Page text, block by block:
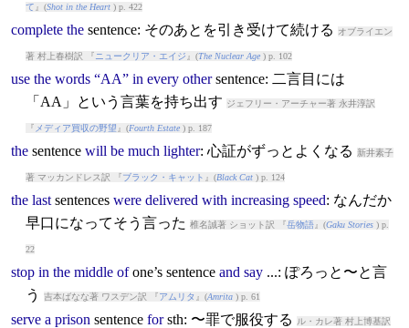
て 』(Shot in the Heart) p. 422
complete the sentence: そのあとを引き受けて続ける オブライエン
著 村上春樹訳 『 ニュークリア・エイジ 』(The Nuclear Age) p. 102
use the words “AA” in every other sentence: 二言目には
「AA」という言葉を持ち出す ジェフリー・アーチャー著 永井淳訳
『 メディア買収の野望 』(Fourth Estate) p. 187
the sentence will be much lighter: 心証がずっとよくなる 新井素子
著 マッカンドレス訳 『ブラック・キャット 』(Black Cat) p. 124
the last sentences were delivered with increasing speed: なんだか
早口になってそう言った 椎名誠著 ショット訳 『岳物語』(Gaku Stories) p.
22
stop in the middle ofone’s sentence and say...: ぽろっと〜と言
う
吉本ばなな著 ワスデン訳 『アムリタ 』(Amrita) p. 61
serve a prison sentence forsth: 〜罪で服役する ル・カレ著 村上博基訳